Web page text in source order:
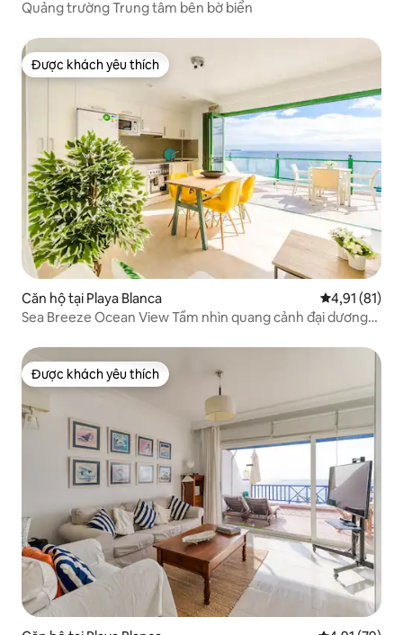
Quảng trường Trung tâm bên bờ biển
Được khách yêu thích
Được khách yêu thích
Căn hộ tại Playa Blanca Xếp hạng
4,91 (81)
Sea Breeze Ocean View Tầm nhìn quang cảnh đại dương
Được khách yêu thích
Được khách yêu thích